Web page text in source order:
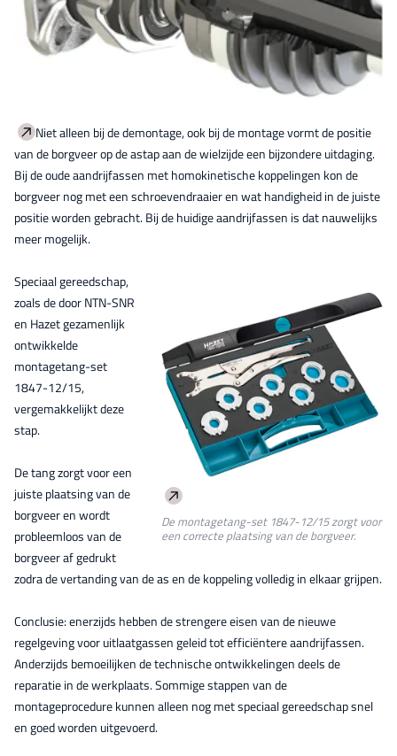
Niet alleen bij de demontage, ook bij de montage vormt de positie
van de borgveer op de astap aan de wielzijde een bijzondere uitdaging.
Bij de oude aandrijfassen met homokinetische koppelingen kon de
borgveer nog met een schroevendraaier en wat handigheid in de juiste
positie worden gebracht. Bij de huidige aandrijfassen is dat nauwelijks
meer mogelijk.
De montagetang-set 1847-12/15 zorgt voor
een correcte plaatsing van de borgveer.
Speciaal gereedschap,
zoals de door NTN-SNR
en Hazet gezamenlijk
ontwikkelde
montagetang-set
1847-12/15,
vergemakkelijkt deze
stap.
De tang zorgt voor een
juiste plaatsing van de
borgveer en wordt
probleemloos van de
borgveer af gedrukt
zodra de vertanding van de as en de koppeling volledig in elkaar grijpen.
Conclusie: enerzijds hebben de strengere eisen van de nieuwe
regelgeving voor uitlaatgassen geleid tot efficiëntere aandrijfassen.
Anderzijds bemoeilijken de technische ontwikkelingen deels de
reparatie in de werkplaats. Sommige stappen van de
montageprocedure kunnen alleen nog met speciaal gereedschap snel
en goed worden uitgevoerd.